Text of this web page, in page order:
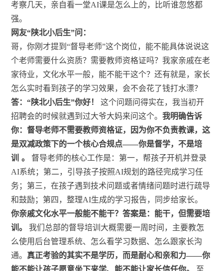
考察几天，亲自看一堂AI课是怎么上的，比听谁忽悠都
强。
网友“陕北小后生”问：
哥，你刚才提到“督导老师”这个岗位，能不能具体说说这
个老师需要什么资质？需要教师资格证吗？我家亲戚在老
家待业，文化水平一般，能不能干这个？还有就是，家长
怎么实时看到孩子的学习效果，会不会花了钱打水漂？
答：“陕北小后生”你好！
这个问题问得实在，我当初开
招聘会的时候就遇到过大爷大妈来问这个。我明确告诉
你：督导老师不需要教师资格证，因为你不负责教课，这
是双减政策下的一个核心合规点——你是督学，不是培
训 。
督导老师的核心工作是：第一，帮孩子开机并登录
AI系统；第二，引导孩子按照AI规划的路径完成学习任
务；第三，在孩子遇到技术问题或者情绪问题时进行疏导
和鼓励；第四，整理AI生成的学习报告，同步给家长。
你亲戚文化水平一般能不能干？答案是：能干，但需要培
训。
我们总部的督导培训大概需要一周时间，主要教怎
么使用后台管理系统、怎么看学习数据、怎么跟家长沟
通。 真正考验的其实不是学历，而是耐心和亲和力——你